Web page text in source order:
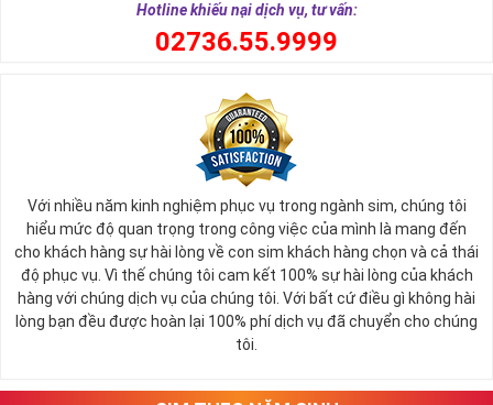
Sim Lục Quý 8 Có Ý Nghĩa Gì?
Với những người có mệnh hợp với con số 8 này thường thì họ sẽ
vào quá trình làm việc, họ luôn biết giữ kỷ luật, có cá tính và ý chí
Hotline khiếu nại dịch vụ, tư vấn:
02736.55.9999
Với nhiều năm kinh nghiệm phục vụ trong ngành sim, chúng tôi
hiểu mức độ quan trọng trong công việc của mình là mang đến
cho khách hàng sự hài lòng về con sim khách hàng chọn và cả thái
độ phục vụ. Vì thế chúng tôi cam kết 100% sự hài lòng của khách
hàng với chúng dịch vụ của chúng tôi. Với bất cứ điều gì không hài
lòng bạn đều được hoàn lại 100% phí dịch vụ đã chuyển cho chúng
tôi.